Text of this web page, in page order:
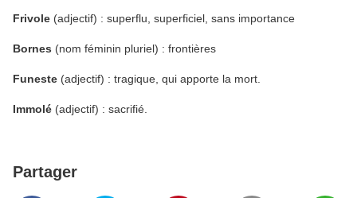
Frivole (adjectif) : superflu, superficiel, sans importance
Bornes (nom féminin pluriel) : frontières
Funeste (adjectif) : tragique, qui apporte la mort.
Immolé (adjectif) : sacrifié.
Partager